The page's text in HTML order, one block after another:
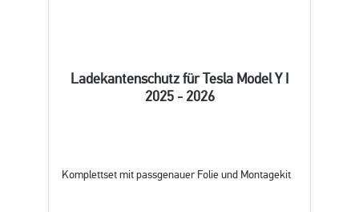
Ladekantenschutz für Tesla Model Y I
2025 - 2026
Komplettset mit passgenauer Folie und Montagekit